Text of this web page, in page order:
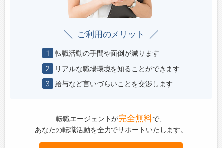
ご利用のメリット
1
転職活動の手間や面倒が減ります
2
リアルな職場環境を知ることができます
3
給与など言いづらいことを交渉します
転職エージェントが完全無料で、
あなたの転職活動を全力でサポートいたします。